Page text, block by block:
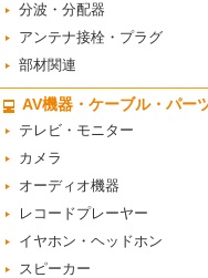
分波・分配器
アンテナ接栓・プラグ
部材関連
AV機器・ケーブル・パー
テレビ・モニター
カメラ
オーディオ機器
レコードプレーヤー
イヤホン・ヘッドホン
スピーカー